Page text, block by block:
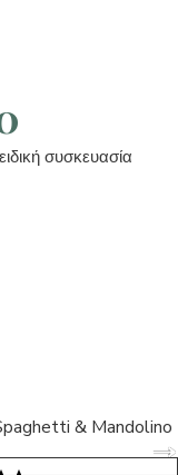
συσκευασία
& Mandolino
5/5
5/5